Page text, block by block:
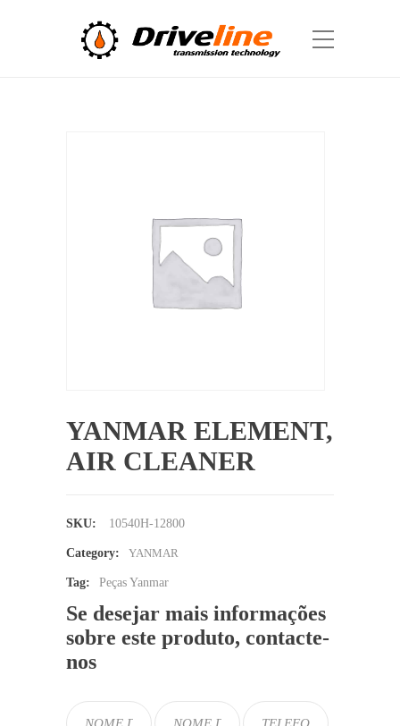
YANMAR ELEMENT,
AIR CLEANER
SKU: 10540H-12800
Category: YANMAR
Tag: Peças Yanmar
Se desejar mais informações
sobre este produto, contacte-
nos